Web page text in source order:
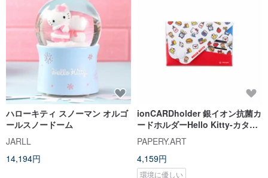
ハローキティ スノーマン オルゴ
ールスノードーム
JARLL
14,194円
ionCARDholder 銀イオン抗菌カ
ードホルダーHello Kitty-カタカ
ナ
PAPERY.ART
4,159円
環境に優しい